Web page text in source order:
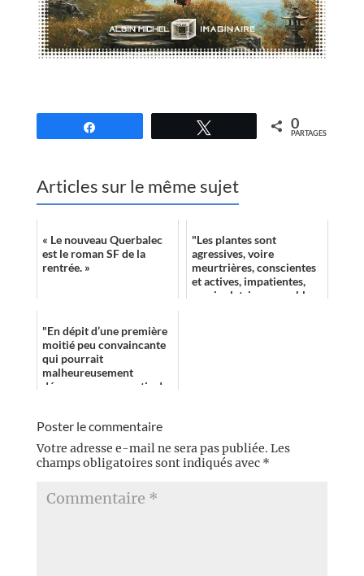
0
PARTAGES
Articles sur le même sujet
« Le nouveau Querbalec
est le roman SF de la
rentrée. »
"Les plantes sont
agressives, voire
meurtrières, conscientes
et actives, impatientes,
manipulatrices, capables
"En dépit d’une première
moitié peu convaincante
qui pourrait
malheureusement
décourager une partie des
Poster le commentaire
Votre adresse e-mail ne sera pas publiée. Les
champs obligatoires sont indiqués avec *